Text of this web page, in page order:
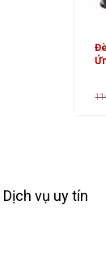
Dịch vụ uy tín